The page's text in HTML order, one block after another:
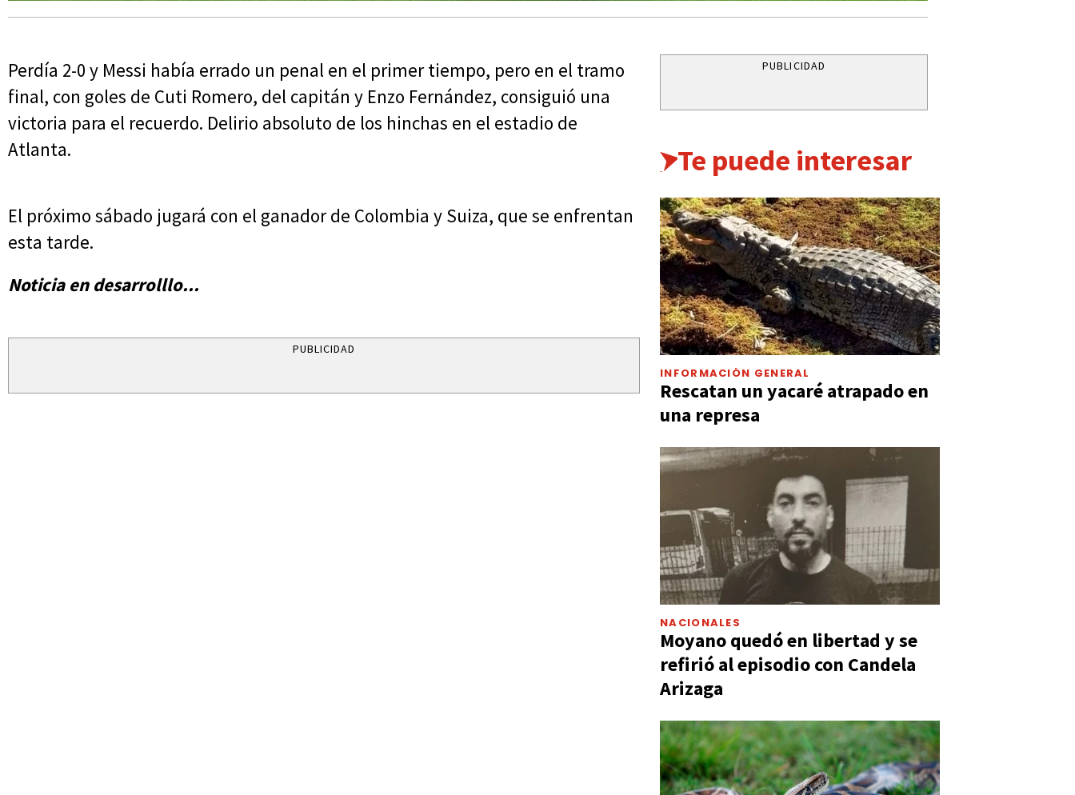
Perdía 2-0 y Messi había errado un penal en el primer tiempo, pero en el tramo
final, con goles de Cuti Romero, del capitán y Enzo Fernández, consiguió una
victoria para el recuerdo. Delirio absoluto de los hinchas en el estadio de
Atlanta.
El próximo sábado jugará con el ganador de Colombia y Suiza, que se enfrentan
esta tarde.
Noticia en desarrolllo...
PUBLICIDAD
PUBLICIDAD
Te puede interesar
INFORMACIÓN GENERAL
Rescatan un yacaré atrapado en
una represa
NACIONALES
Moyano quedó en libertad y se
refirió al episodio con Candela
Arizaga